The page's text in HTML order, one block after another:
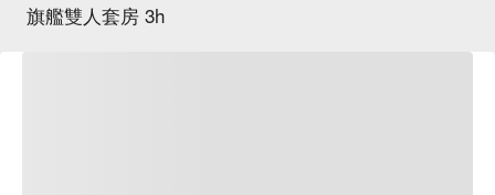
旗艦雙人套房 3h